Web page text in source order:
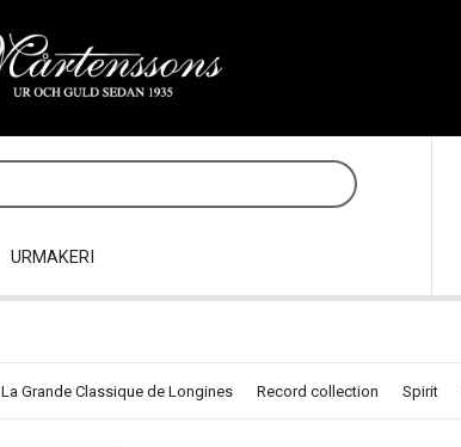
URMAKERI
La Grande Classique de Longines Record collection Spirit